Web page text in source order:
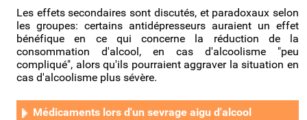
Les effets secondaires sont discutés, et paradoxaux selon
les groupes: certains antidépresseurs auraient un effet
bénéfique en ce qui concerne la réduction de la
consommation d'alcool, en cas d'alcoolisme "peu
compliqué", alors qu'ils pourraient aggraver la situation en
cas d'alcoolisme plus sévère.
Médicaments lors d'un sevrage aigu d'alcool